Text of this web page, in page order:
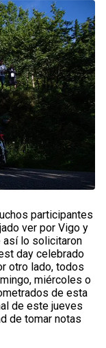
participantes
ver por Vigo y
así lo solicitaron
day celebrado
otro lado, todos
miércoles o
de esta
de este jueves
de tomar notas